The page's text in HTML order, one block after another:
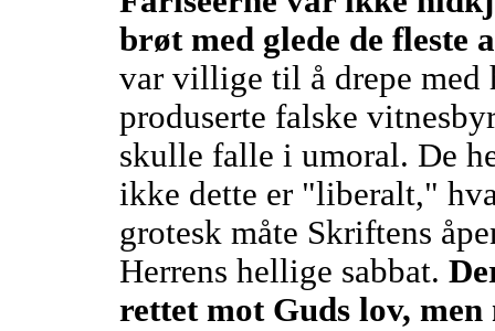
brøt med glede de fleste
var villige til å drepe
produserte falske
skulle falle i umoral. De
ikke dette er "liberalt,"
grotesk måte Skriftens
Herrens hellige sabbat.
rettet mot Guds lov,